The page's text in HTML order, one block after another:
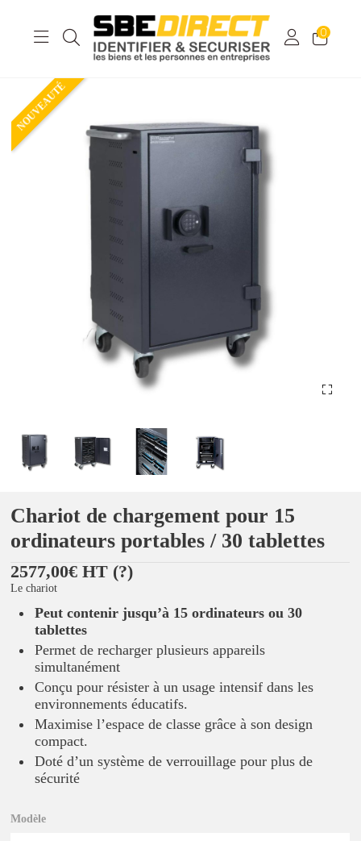
0
NOUVEAUTÉ
Chariot de chargement pour 15
ordinateurs portables / 30 tablettes
2577,00€ HT (?)
Le chariot
Peut contenir jusqu’à 15 ordinateurs ou 30
tablettes
Permet de recharger plusieurs appareils
simultanément
Conçu pour résister à un usage intensif dans les
environnements éducatifs.
Maximise l’espace de classe grâce à son design
compact.
Doté d’un système de verrouillage pour plus de
sécurité
Modèle